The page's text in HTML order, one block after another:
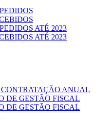
ATÉ 2023
ATÉ 2023
ANUAL
DE GESTÃO FISCAL
DE GESTÃO FISCAL